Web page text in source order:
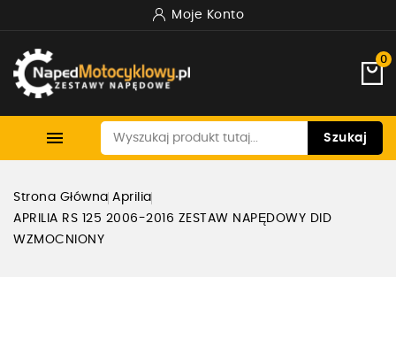
Moje Konto
0
 Szukaj
Strona Główna Aprilia
APRILIA RS 125 2006-2016 ZESTAW NAPĘDOWY DID
WZMOCNIONY